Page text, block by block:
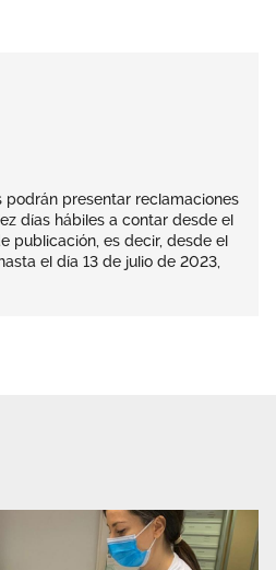
podrán presentar reclamaciones
días hábiles a contar desde el
publicación, es decir, desde el
el día 13 de julio de 2023,